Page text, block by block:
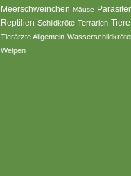
Meerschweinchen Mäuse
Reptilien Schildkröte Terrarien Tiere
Tierärzte Allgemein
Welpen